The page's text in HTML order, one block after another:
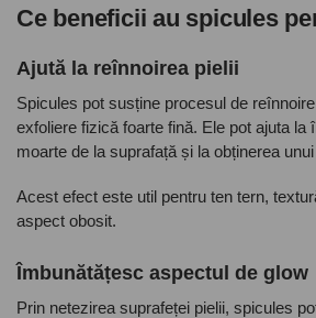
Ce beneficii au spicules
Ajută la reînnoirea pielii
Spicules pot susține procesul de
exfoliere fizică foarte fină. Ele pot ajuta la
moarte de la suprafață și la obținerea
Acest efect este util pentru ten tern,
aspect obosit.
Îmbunătățesc aspectul de glow
Prin netezirea suprafeței pielii, spicules